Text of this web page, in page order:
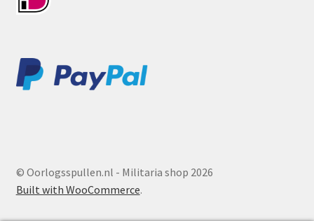
© Oorlogsspullen.nl - Militaria shop 2026
Built with WooCommerce.